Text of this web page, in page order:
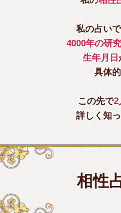
私の占い
4000年の研
生年月日
具体
この先で2
詳しく知
相性